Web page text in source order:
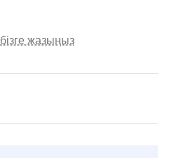
бізге жазыңыз